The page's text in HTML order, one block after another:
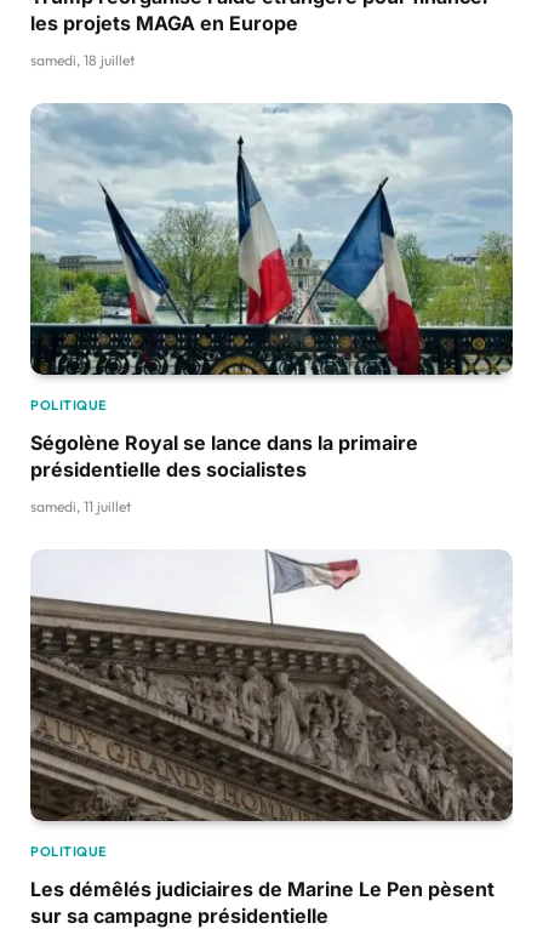
les projets MAGA en Europe
samedi, 18 juillet
POLITIQUE
Ségolène Royal se lance dans la primaire
présidentielle des socialistes
samedi, 11 juillet
POLITIQUE
Les démêlés judiciaires de Marine Le Pen pèsent
sur sa campagne présidentielle